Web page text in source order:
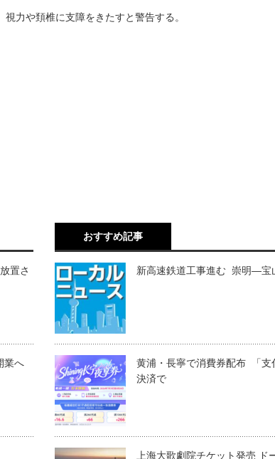
力や頚椎に支障をきたすと警告する。
置さ
業へ
おすすめ記事
新高速鉄道工事進む 崇明―宝
黄浦・長寧で消費券配布 「支
決済で
上海大歌劇院チケット発売 ド